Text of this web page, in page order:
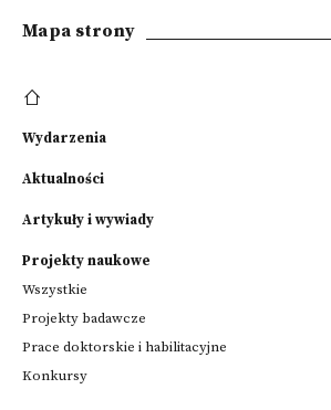
Mapa strony
Wydarzenia
Aktualności
Artykuły i wywiady
Projekty naukowe
Wszystkie
Projekty badawcze
Prace doktorskie i habilitacyjne
Konkursy